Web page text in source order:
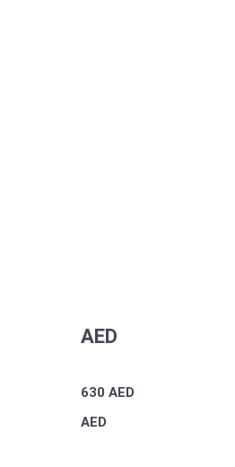
AED
630 AED
AED